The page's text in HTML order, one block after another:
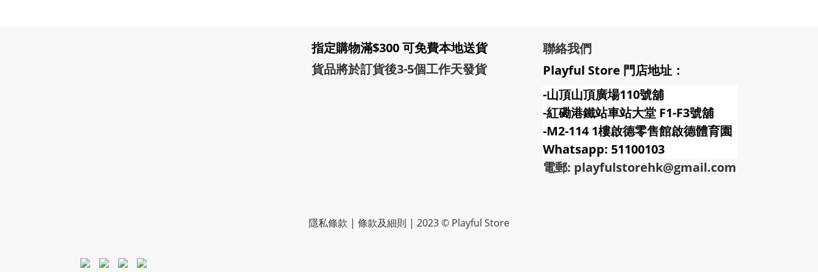
指定購物滿$300 可免費本地送貨
貨品將於訂貨後3-5個工作天發貨
聯絡我們
Playful Store 門店地址：
-山頂山頂廣場110號舖
-紅磡港鐵站車站大堂 F1-F3號舖
-M2-114 1樓啟德零售館啟德體育園
Whatsapp: 51100103
電郵: playfulstorehk@gmail.com
隱私條款 | 條款及細則 | 2023 © Playful Store